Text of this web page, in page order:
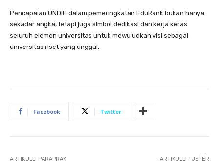
Pencapaian UNDIP dalam pemeringkatan EduRank bukan hanya
sekadar angka, tetapi juga simbol dedikasi dan kerja keras
seluruh elemen universitas untuk mewujudkan visi sebagai
universitas riset yang unggul.
Facebook Twitter
ARTIKULLI PARAPRAK ARTIKULLI TJETËR